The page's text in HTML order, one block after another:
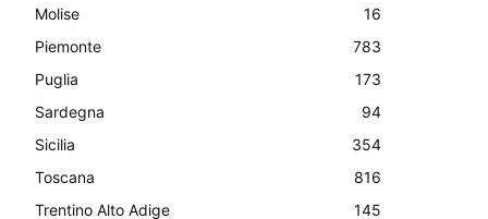
Molise
16
Piemonte
783
Puglia
173
Sardegna
94
Sicilia
354
Toscana
816
Trentino Alto Adige
145